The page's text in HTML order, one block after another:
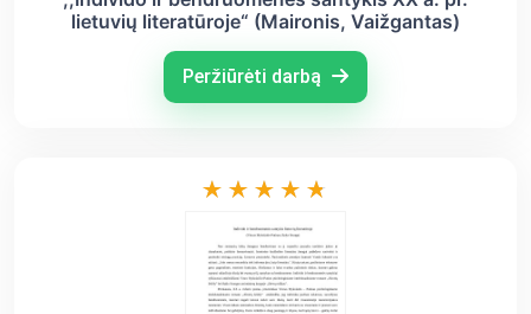
lietuvių literatūroje“ (Maironis, Vaižgantas)
Peržiūrėti darbą